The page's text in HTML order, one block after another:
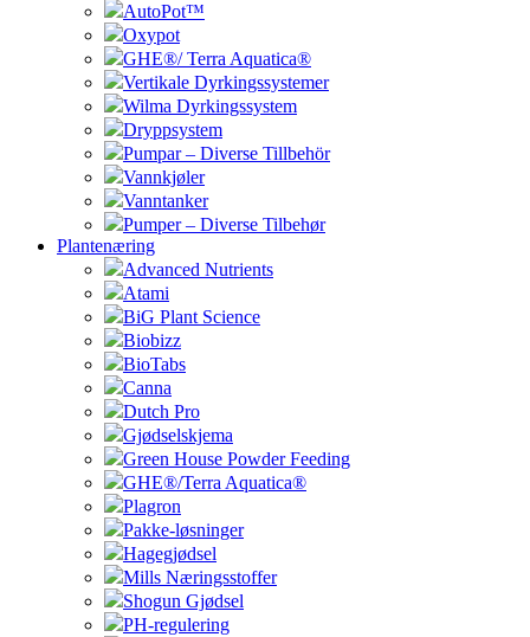
AutoPot™
Oxypot
GHE®/ Terra Aquatica®
Vertikale Dyrkingssystemer
Wilma Dyrkingssystem
Dryppsystem
Pumpar – Diverse Tillbehör
Vannkjøler
Vanntanker
Pumper – Diverse Tilbehør
Plantenæring
Advanced Nutrients
Atami
BiG Plant Science
Biobizz
BioTabs
Canna
Dutch Pro
Gjødselskjema
Green House Powder Feeding
GHE®/Terra Aquatica®
Plagron
Pakke-løsninger
Hagegjødsel
Mills Næringsstoffer
Shogun Gjødsel
PH-regulering